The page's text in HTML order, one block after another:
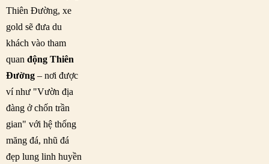
Thiên Đường, xe
gold sẽ đưa du
khách vào tham
quan động Thiên
Đường – nơi được
ví như "Vườn địa
đàng ở chốn trần
gian" với hệ thống
măng đá, nhũ đá
đẹp lung linh huyền